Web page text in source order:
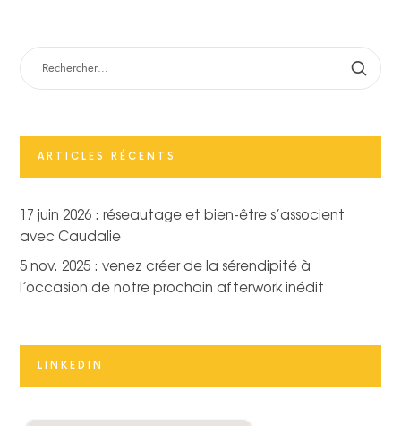
ARTICLES RÉCENTS
17 juin 2026 : réseautage et bien-être s’associent
avec Caudalie
5 nov. 2025 : venez créer de la sérendipité à
l’occasion de notre prochain afterwork inédit
LINKEDIN